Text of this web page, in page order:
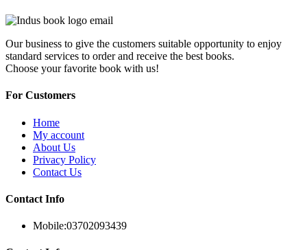
Our business to give the customers suitable opportunity to enjoy
standard services to order and receive the best books.
Choose your favorite book with us!
For Customers
Home
My account
About Us
Privacy Policy
Contact Us
Contact Info
Mobile:03702093439